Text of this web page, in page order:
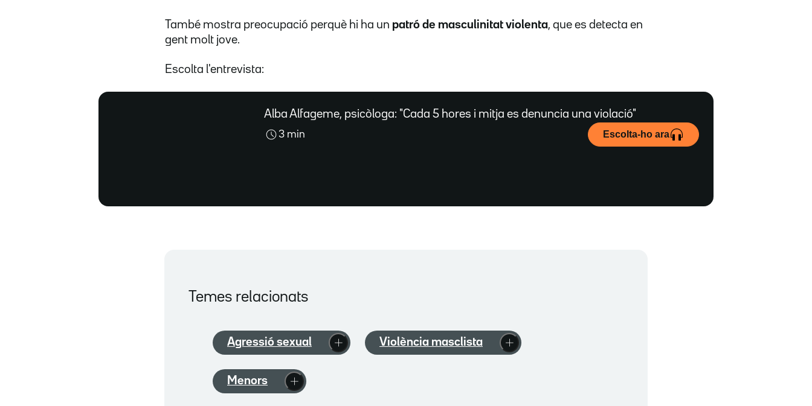
També mostra preocupació perquè hi ha un patró de masculinitat violenta, que es detecta en
gent molt jove.
Escolta l'entrevista:
Alba Alfageme, psicòloga: "Cada 5 hores i mitja es denuncia una violació"
3 min Escolta-ho ara
Temes relacionats
Agressió sexual Violència masclista
Menors